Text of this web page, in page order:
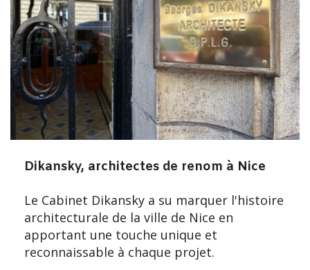
Dikansky, architectes de renom à Nice
Le Cabinet Dikansky a su marquer l'histoire
architecturale de la ville de Nice en
apportant une touche unique et
reconnaissable à chaque projet.